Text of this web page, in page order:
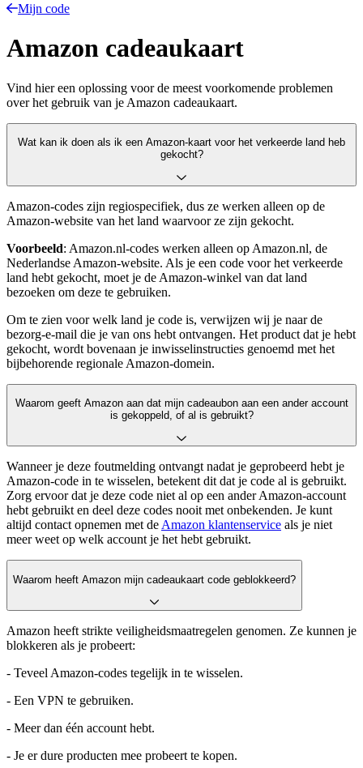
Mijn code
Amazon cadeaukaart
Vind hier een oplossing voor de meest voorkomende problemen
over het gebruik van je Amazon cadeaukaart.
Wat kan ik doen als ik een Amazon-kaart voor het verkeerde land heb
gekocht?
Amazon-codes zijn regiospecifiek, dus ze werken alleen op de
Amazon-website van het land waarvoor ze zijn gekocht.
Voorbeeld: Amazon.nl-codes werken alleen op Amazon.nl, de
Nederlandse Amazon-website. Als je een code voor het verkeerde
land hebt gekocht, moet je de Amazon-winkel van dat land
bezoeken om deze te gebruiken.
Om te zien voor welk land je code is, verwijzen wij je naar de
bezorg-e-mail die je van ons hebt ontvangen. Het product dat je hebt
gekocht, wordt bovenaan je inwisselinstructies genoemd met het
bijbehorende regionale Amazon-domein.
Waarom geeft Amazon aan dat mijn cadeaubon aan een ander account
is gekoppeld, of al is gebruikt?
Wanneer je deze foutmelding ontvangt nadat je geprobeerd hebt je
Amazon-code in te wisselen, betekent dit dat je code al is gebruikt.
Zorg ervoor dat je deze code niet al op een ander Amazon-account
hebt gebruikt en deel deze codes nooit met onbekenden. Je kunt
altijd contact opnemen met de Amazon klantenservice als je niet
meer weet op welk account je het hebt gebruikt.
Waarom heeft Amazon mijn cadeaukaart code geblokkeerd?
Amazon heeft strikte veiligheidsmaatregelen genomen. Ze kunnen je
blokkeren als je probeert:
- Teveel Amazon-codes tegelijk in te wisselen.
- Een VPN te gebruiken.
- Meer dan één account hebt.
- Je er dure producten mee probeert te kopen.